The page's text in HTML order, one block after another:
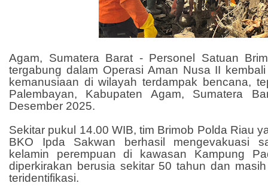
Agam, Sumatera Barat - Personel Satuan
tergabung dalam Operasi Aman Nusa II
kemanusiaan di wilayah terdampak bencana,
Palembayan, Kabupaten Agam, Sumatera
Desember 2025.
Sekitar pukul 14.00 WIB, tim Brimob Polda Riau
BKO Ipda Sakwan berhasil mengevakuasi
kelamin perempuan di kawasan Kampung
diperkirakan berusia sekitar 50 tahun dan
teridentifikasi.